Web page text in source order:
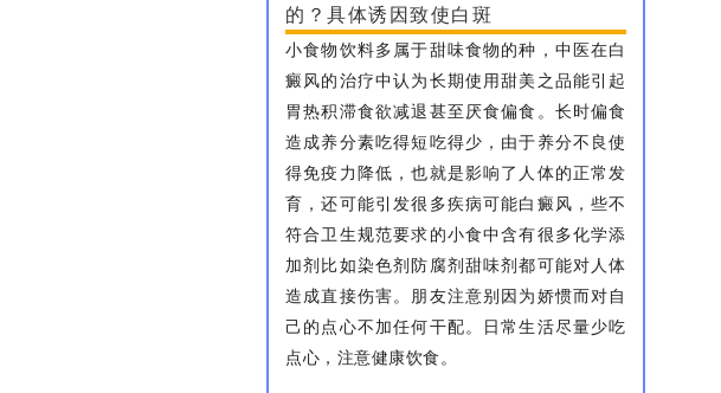
的？具体诱因致使白斑
小食物饮料多属于甜味食物的种，中医在白
癜风的治疗中认为长期使用甜美之品能引起
胃热积滞食欲减退甚至厌食偏食。长时偏食
造成养分素吃得短吃得少，由于养分不良使
得免疫力降低，也就是影响了人体的正常发
育，还可能引发很多疾病可能白癜风，些不
符合卫生规范要求的小食中含有很多化学添
加剂比如染色剂防腐剂甜味剂都可能对人体
造成直接伤害。朋友注意别因为娇惯而对自
己的点心不加任何干配。日常生活尽量少吃
点心，注意健康饮食。